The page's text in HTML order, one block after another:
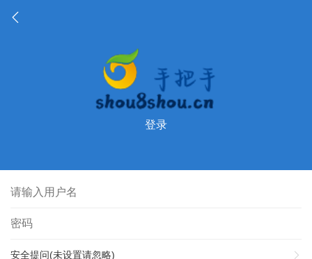
登录
安全提问(未设置请忽略)